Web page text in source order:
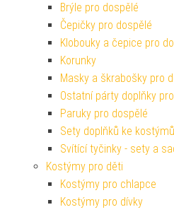
Brýle pro dospělé
Čepičky pro dospělé
Klobouky a čepice pro
Korunky
Masky a škrabošky pro
Ostatní párty doplňky
Paruky pro dospělé
Sety doplňků ke
Svítící tyčinky - sety a
Kostýmy pro děti
Kostýmy pro chlapce
Kostýmy pro dívky